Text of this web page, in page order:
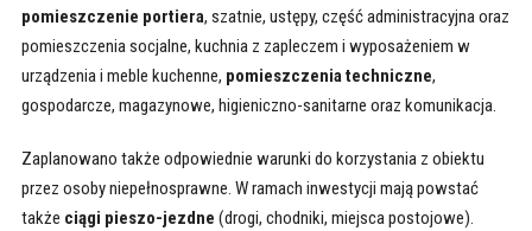
pomieszczenie portiera, szatnie, ustępy, część administracyjna oraz
pomieszczenia socjalne, kuchnia z zapleczem i wyposażeniem w
urządzenia i meble kuchenne, pomieszczenia techniczne,
gospodarcze, magazynowe, higieniczno-sanitarne oraz komunikacja.
Zaplanowano także odpowiednie warunki do korzystania z obiektu
przez osoby niepełnosprawne. W ramach inwestycji mają powstać
także ciągi pieszo-jezdne (drogi, chodniki, miejsca postojowe).